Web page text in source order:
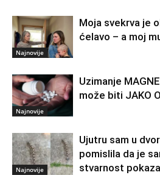
Najnovije
Moja svekrva je
ćelavo – a moj
Najnovije
Uzimanje
može biti JAKO
Najnovije
Ujutru sam u
pomislila da je
stvarnost